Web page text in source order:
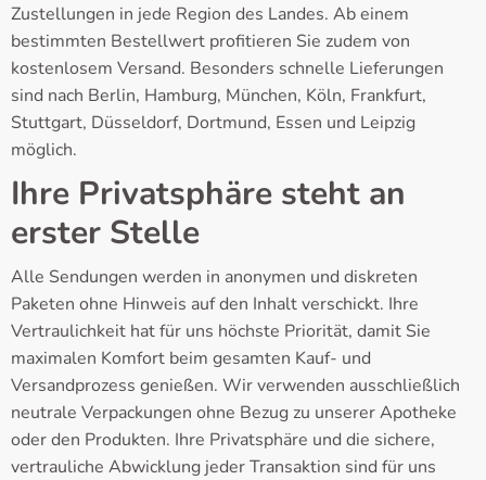
Zustellungen in jede Region des Landes. Ab einem
bestimmten Bestellwert profitieren Sie zudem von
kostenlosem Versand. Besonders schnelle Lieferungen
sind nach Berlin, Hamburg, München, Köln, Frankfurt,
Stuttgart, Düsseldorf, Dortmund, Essen und Leipzig
möglich.
Ihre Privatsphäre steht an
erster Stelle
Alle Sendungen werden in anonymen und diskreten
Paketen ohne Hinweis auf den Inhalt verschickt. Ihre
Vertraulichkeit hat für uns höchste Priorität, damit Sie
maximalen Komfort beim gesamten Kauf- und
Versandprozess genießen. Wir verwenden ausschließlich
neutrale Verpackungen ohne Bezug zu unserer Apotheke
oder den Produkten. Ihre Privatsphäre und die sichere,
vertrauliche Abwicklung jeder Transaktion sind für uns